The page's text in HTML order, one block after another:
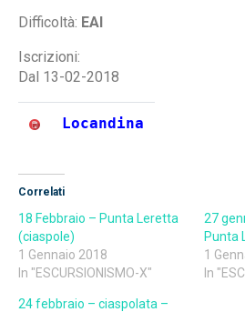
Difficoltà: EAI
Iscrizioni:
Dal 13-02-2018
Locandina
Correlati
18 Febbraio – Punta Leretta
(ciaspole)
1 Gennaio 2018
In "ESCURSIONISMO-X"
27
Punta
1
In
24 febbraio – ciaspolata –